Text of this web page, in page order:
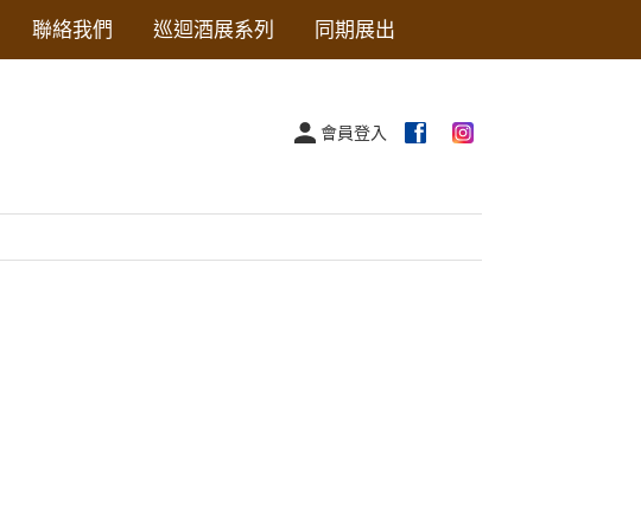
聯絡我們 巡迴酒展系列 同期展出
會員登入